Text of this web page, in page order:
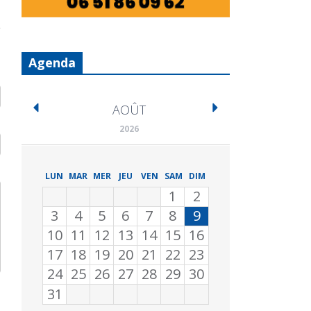
Agenda
AOÛT
2026
LUN MAR MER JEU VEN SAM DIM
1
2
3
4 5 6 7 8
9
10 11 12 13 14 15 16
17 18 19 20 21 22 23
24 25 26 27 28 29 30
31